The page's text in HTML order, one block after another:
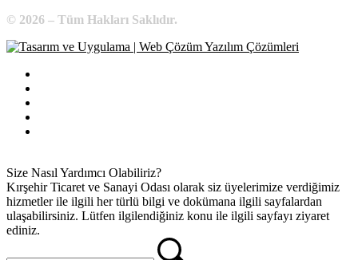
© 2026 – Tüm Hakları Saklıdır.
Size Nasıl Yardımcı Olabiliriz?
Kırşehir Ticaret ve Sanayi Odası olarak siz üyelerimize verdiğimiz
hizmetler ile ilgili her türlü bilgi ve dokümana ilgili sayfalardan
ulaşabilirsiniz. Lütfen ilgilendiğiniz konu ile ilgili sayfayı ziyaret
ediniz.